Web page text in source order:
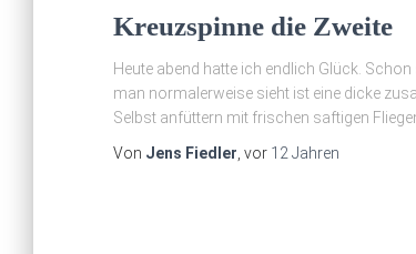
Kreuzspinne die Zweite
Heute abend hatte ich endlich Glück.
man normalerweise sieht ist eine dicke
Selbst anfüttern mit frischen saftigen
Von Jens Fiedler , vor 12 Jahren